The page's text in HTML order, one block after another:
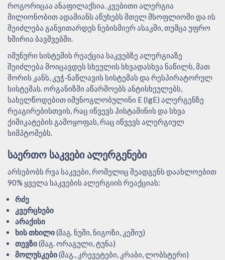
როგორიცაა ანაფილაქსია. კვებითი ალერგია
მილიონობით ადამიანს აწუხებს მთელ მსოფლიოში და ის
შეიძლება განვითარდეს ნებისმიერ ასაკში, თუმცა უფრო
ხშირია ბავშვებში.
იმუნური სისტემის რეაქცია საკვებზე ალერგიაზე
შეიძლება მოიცავდეს სხეულის სხვადასხვა ნაწილს, მათ
შორის კანს, კუჭ-ნაწლავის სისტემას და რესპირატორულ
სისტემას. ორგანიზმი აწარმოებს ანტისხეულებს,
სახელწოდებით იმუნოგლობულინი E (IgE) ალერგენზე
რეაგირებისთვის, რაც იწვევს ჰისტამინის და სხვა
ქიმიკატების გამოყოფას, რაც იწვევს ალერგიულ
სიმპტომებს.
ᲡᲐᲔᲠᲗᲝ ᲡᲐᲙᲕᲔᲑᲘ ᲐᲚᲔᲠᲒᲔᲜᲔᲑᲘ
არსებობს რვა საკვები, რომელიც შეადგენს დაახლოებით
90% ყველა საკვების ალერგიის რეაქციას:
რძე
კვერცხები
არაქისი
ხის თხილი(მაგ. ნუში, ნიგოზი, კეშიუ)
თევზი(მაგ. ორაგული, ტუნა)
მოლუსკები(მაგ., კრევეტები, კრაბი, ლობსტერი)